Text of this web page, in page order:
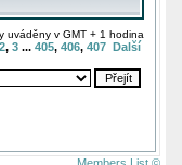
uváděny v GMT + 1 hodina
2, 3 ... 405, 406, 407 Další